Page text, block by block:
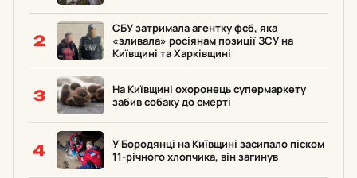
2
СБУ затримала агентку фсб, яка
«зливала» росіянам позиції ЗСУ на
Київщині та Харківщині
3
На Київщині охоронець супермаркету
забив собаку до смерті
4
У Бородянці на Київщині засипало піском
11-річного хлопчика, він загинув